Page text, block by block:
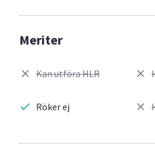
Meriter
Kan utföra HLR
Röker ej